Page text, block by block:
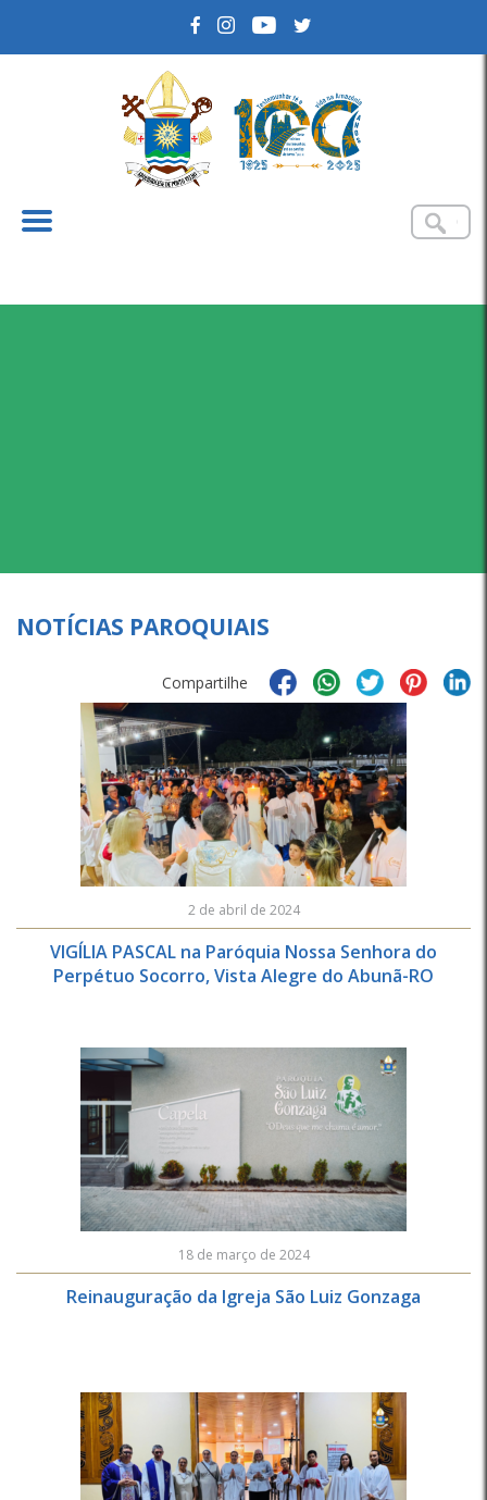
NOTÍCIAS PAROQUIAIS
Compartilhe
2 de abril de 2024
VIGÍLIA PASCAL na Paróquia Nossa Senhora do
Perpétuo Socorro, Vista Alegre do Abunã-RO
18 de março de 2024
Reinauguração da Igreja São Luiz Gonzaga